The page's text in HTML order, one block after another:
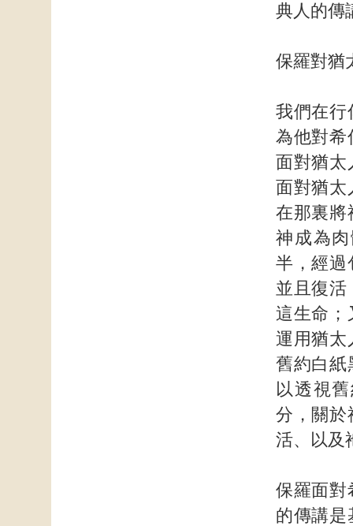
典人的傳
保羅對猶
我們在行
為他對希
面對猶太
面對猶太
在那裏將
神成為
半，經過
並且復活
這生命；
運用猶太
舊約白紙
以透視
分，關於
活、以及
保羅面對
的傳講是